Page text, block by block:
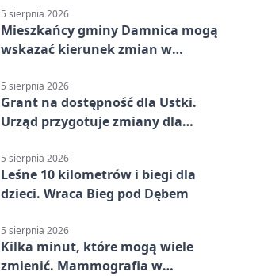
5 sierpnia 2026
Mieszkańcy gminy Damnica mogą
wskazać kierunek zmian w
5 sierpnia 2026
Grant na dostępność dla Ustki.
Urząd przygotuje zmiany dla
5 sierpnia 2026
Leśne 10 kilometrów i biegi dla
dzieci. Wraca Bieg pod Dębem
5 sierpnia 2026
Kilka minut, które mogą wiele
zmienić. Mammografia w